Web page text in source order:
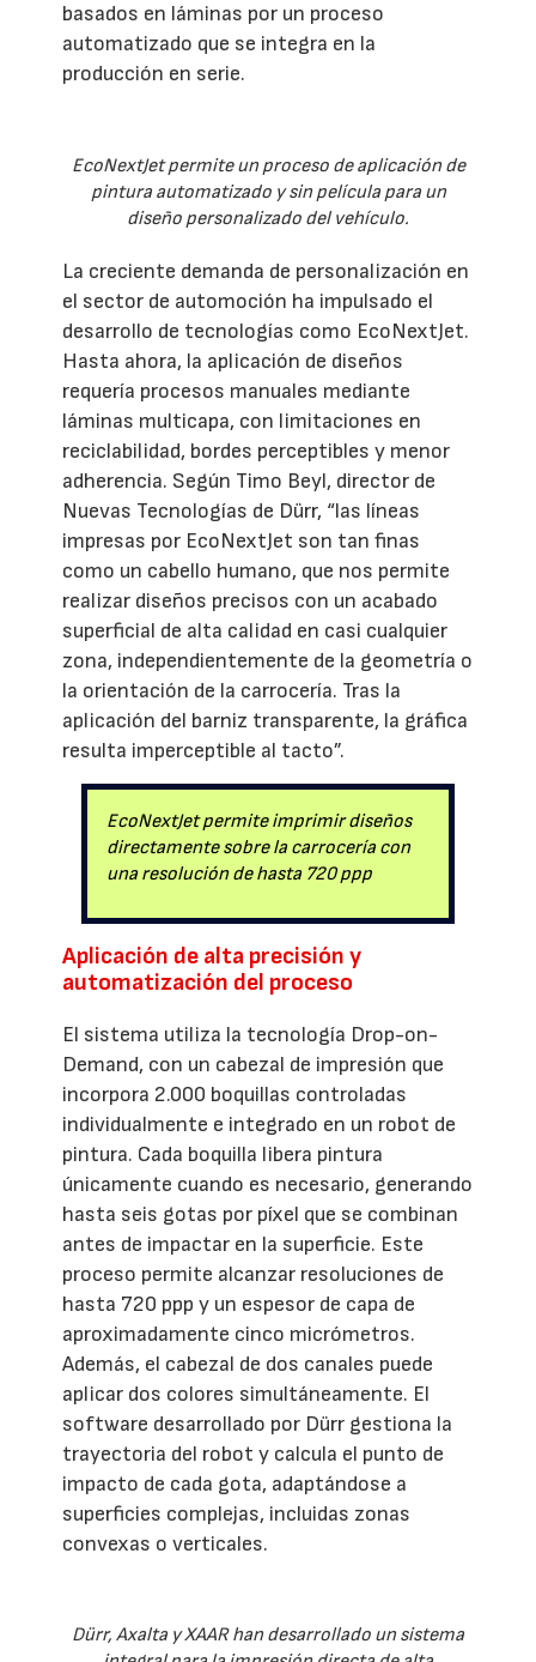
basados en láminas por un proceso
automatizado que se integra en la
producción en serie.
EcoNextJet permite un proceso de aplicación de
pintura automatizado y sin película para un
diseño personalizado del vehículo.
La creciente demanda de personalización en
el sector de automoción ha impulsado el
desarrollo de tecnologías como EcoNextJet.
Hasta ahora, la aplicación de diseños
requería procesos manuales mediante
láminas multicapa, con limitaciones en
reciclabilidad, bordes perceptibles y menor
adherencia. Según Timo Beyl, director de
Nuevas Tecnologías de Dürr, “las líneas
impresas por EcoNextJet son tan finas
superficial de alta calidad en casi cualquier
zona, independientemente de la geometría o
aplicación del barniz transparente, la gráfica
resulta imperceptible al tacto”.
EcoNextJet permite imprimir diseños
directamente sobre la carrocería con
una resolución de hasta 720 ppp
Aplicación de alta precisión y
automatización del proceso
El sistema utiliza la tecnología Drop-on-
Demand, con un cabezal de impresión que
incorpora 2.000 boquillas controladas
individualmente e integrado en un robot de
pintura. Cada boquilla libera pintura
únicamente cuando es necesario, generando
hasta seis gotas por píxel que se combinan
antes de impactar en la superficie. Este
proceso permite alcanzar resoluciones de
hasta 720 ppp y un espesor de capa de
aproximadamente cinco micrómetros.
software desarrollado por Dürr gestiona la